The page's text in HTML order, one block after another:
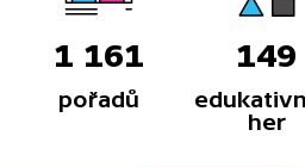
1 161
pořadů
149
her